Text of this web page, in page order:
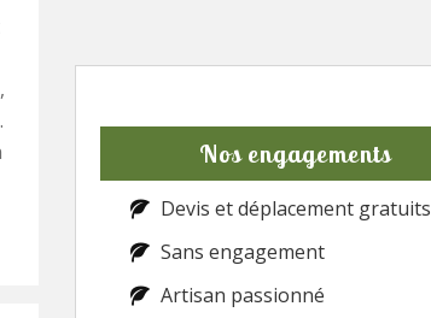
Nos engagements
Devis et déplacement gratuits
Sans engagement
Artisan passionné